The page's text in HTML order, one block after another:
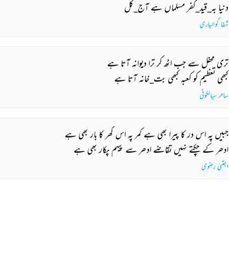
دنیا بہ_قید_کفر مسلماں ہے آج_کل
شفا گوالیاری
تری محفل سے جب اٹھ کر ترا دیوانہ آتا ہے
کبھی تعظیم کو کعبہ کبھی بت_خانہ آتا ہے
ساحر سیالکوٹی
جبیں پہ اس در کا پیرا بھی ہے کمر پہ اس گھر کا بار بھی ہے
ادھر کے چکتے نہیں تقاضے ادھر سے پیہم پکار بھی ہے
اجتبیٰ رضوی